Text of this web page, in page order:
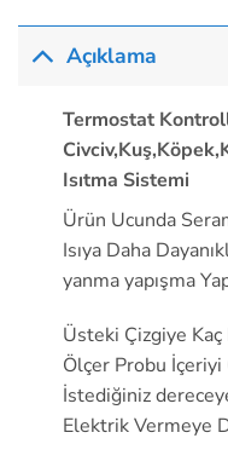
Açıklama
Termostat
Isıtma Sistemi
Ürün Ucunda
Isıya Daha
yanma yapışma
Üsteki Çizgiye
Ölçer Probu
İstediğiniz
Elektrik Vermeye